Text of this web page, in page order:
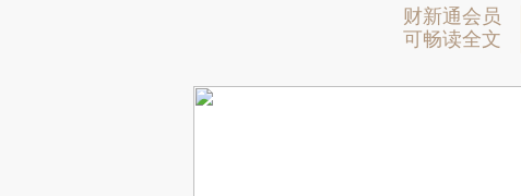
财新通会员
可畅读全文